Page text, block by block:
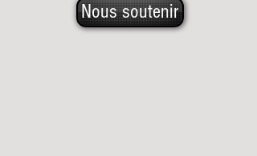
Nous soutenir